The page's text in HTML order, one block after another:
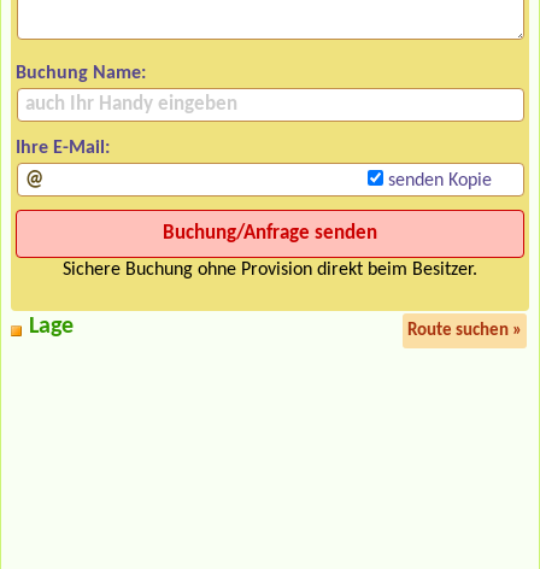
Buchung Name:
Ihre E-Mail:
senden Kopie
Sichere Buchung ohne Provision direkt beim Besitzer.
Lage Route suchen »